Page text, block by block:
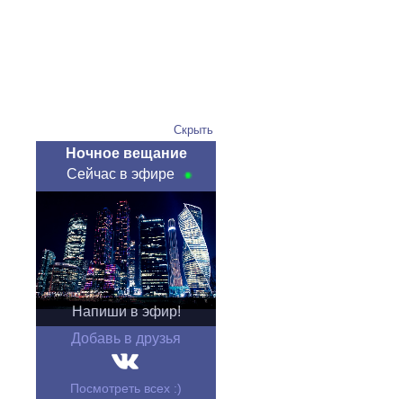
Скрыть
Ночное вещание
Сейчас в эфире
Напиши в эфир!
Добавь в друзья
Посмотреть всех :)